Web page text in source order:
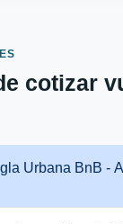
cotizar
Urbana BnB -